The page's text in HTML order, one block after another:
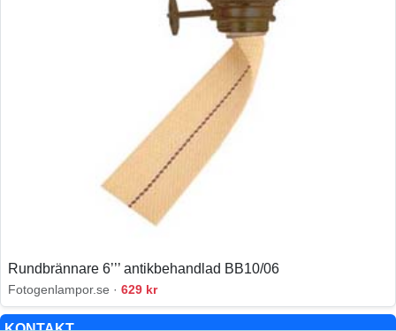
Rundbrännare 6’’’ antikbehandlad BB10/06
Fotogenlampor.se · 629 kr